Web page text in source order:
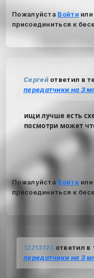
Пожалуйста Войти или
присоединиться к
Cергейответил в
передатчики на 3
ищи лучше есть
посмотри может
Пожалуйста Войти или
присоединиться к
12213123 ответил в
передатчики на 3